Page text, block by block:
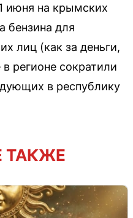
июня на крымских
бензина для
лиц (как за деньги,
регионе сократили
в республику
ТАКЖЕ